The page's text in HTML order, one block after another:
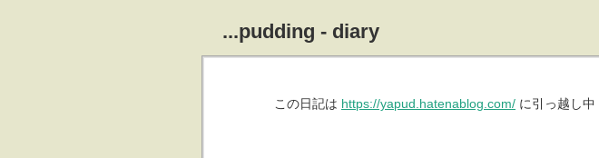
...pudding - diary
この日記は https://yapud.hatenablog.com/ に引っ越し中